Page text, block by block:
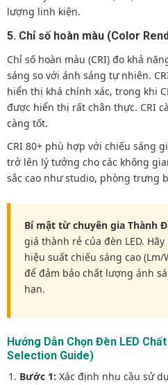
lượng linh kiện.
5. Chỉ số hoàn màu (Color
Chỉ số hoàn màu (CRI) đo khả
sáng so với ánh sáng tự nhiên.
hiển thị khá chính xác, trong khi
được hiển thị rất chân thực. CRI
càng tốt.
CRI 80+ phù hợp với chiếu sáng
trở lên lý tưởng cho các không
sắc cao như studio, phòng trưng
Bí mật từ chuyên gia Thành
giá thành rẻ của đèn LED.
hiệu suất chiếu sáng cao
để đảm bảo chất lượng ánh
hạn.
Hướng Dẫn Chọn Đèn LED
Selection Guide)
Bước 1: Xác định nhu cầu sử